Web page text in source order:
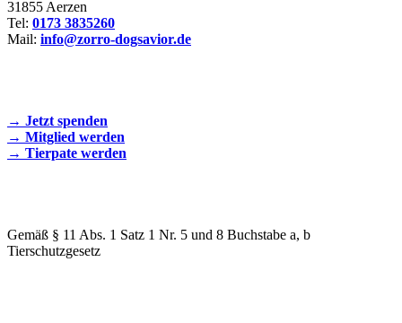
31855 Aerzen
Tel: 0173 3835260
Mail: info@zorro-dogsavior.de
→ Jetzt spenden
→ Mitglied werden
→ Tierpate werden
Gemäß § 11 Abs. 1 Satz 1 Nr. 5 und 8 Buchstabe a, b
Tierschutzgesetz